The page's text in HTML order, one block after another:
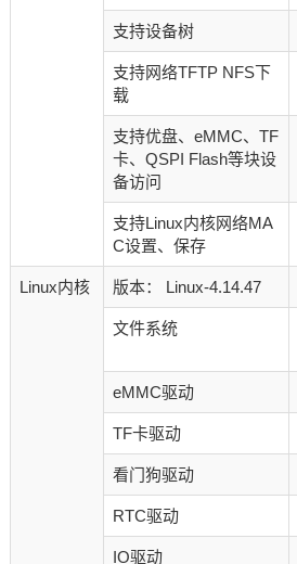
支持设备树
支持网络TFTP NFS下
载
支持优盘、eMMC、TF
卡、QSPI Flash等块设
备访问
支持Linux内核网络MA
C设置、保存
Linux内核 版本： Linux-4.14.47
文件系统
eMMC驱动
TF卡驱动
看门狗驱动
RTC驱动
IO驱动